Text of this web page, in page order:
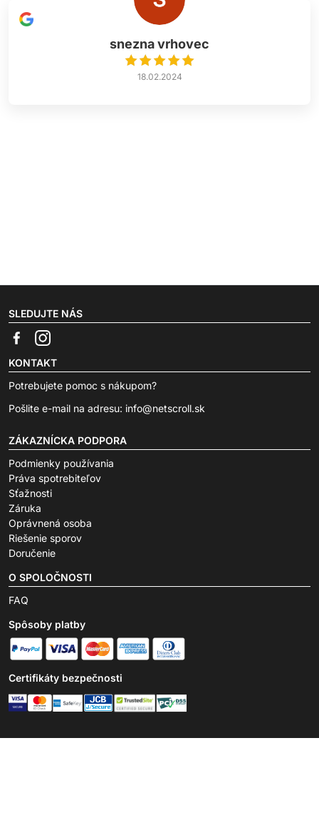
snezna vrhovec
18.02.2024
SLEDUJTE NÁS
KONTAKT
Potrebujete pomoc s nákupom?
Pošlite e-mail na adresu: info@netscroll.sk
ZÁKAZNÍCKA PODPORA
Podmienky používania
Práva spotrebiteľov
Sťažnosti
Záruka
Oprávnená osoba
Riešenie sporov
Doručenie
O SPOLOČNOSTI
FAQ
Spôsoby platby
Certifikáty bezpečnosti